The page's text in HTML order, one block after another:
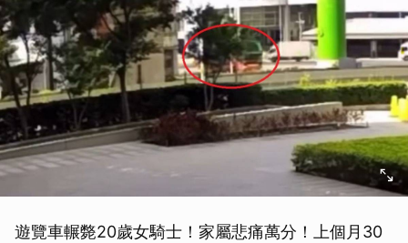
遊覽車輾斃20歲女騎士！家屬悲痛萬分！上個月30